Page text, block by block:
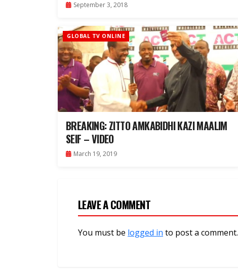
September 3, 2018
GLOBAL TV ONLINE
BREAKING: ZITTO AMKABIDHI KAZI MAALIM
SEIF – VIDEO
March 19, 2019
LEAVE A COMMENT
You must be logged in to post a comment.